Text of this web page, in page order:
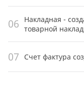
06
Накладная -
товарной
07 Счет фактура